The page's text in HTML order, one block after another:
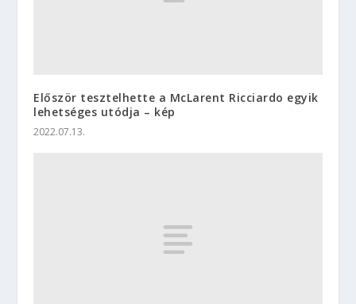
Először tesztelhette a McLarent Ricciardo egyik
lehetséges utódja – kép
2022.07.13.